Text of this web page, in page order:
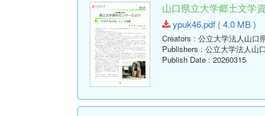
山口県立大学郷土文学
ypuk46.pdf ( 4.0 MB )
Creators : 公立大学法人山口
Publishers : 公立大学法人山
Publish Date : 20260315